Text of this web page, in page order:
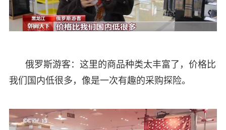
俄罗斯游客：这里的商品种类太丰富了，价格比
我们国内低很多，像是一次有趣的采购探险。